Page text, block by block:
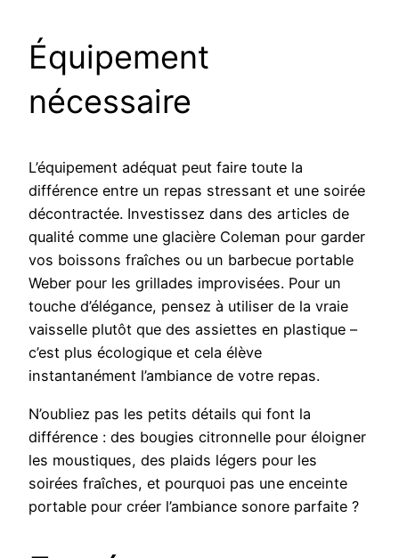
Équipement
nécessaire
L’équipement adéquat peut faire toute la
différence entre un repas stressant et une soirée
décontractée. Investissez dans des articles de
qualité comme une glacière Coleman pour garder
vos boissons fraîches ou un barbecue portable
Weber pour les grillades improvisées. Pour un
touche d’élégance, pensez à utiliser de la vraie
vaisselle plutôt que des assiettes en plastique –
c’est plus écologique et cela élève
instantanément l’ambiance de votre repas.
N’oubliez pas les petits détails qui font la
différence : des bougies citronnelle pour éloigner
les moustiques, des plaids légers pour les
soirées fraîches, et pourquoi pas une enceinte
portable pour créer l’ambiance sonore parfaite ?